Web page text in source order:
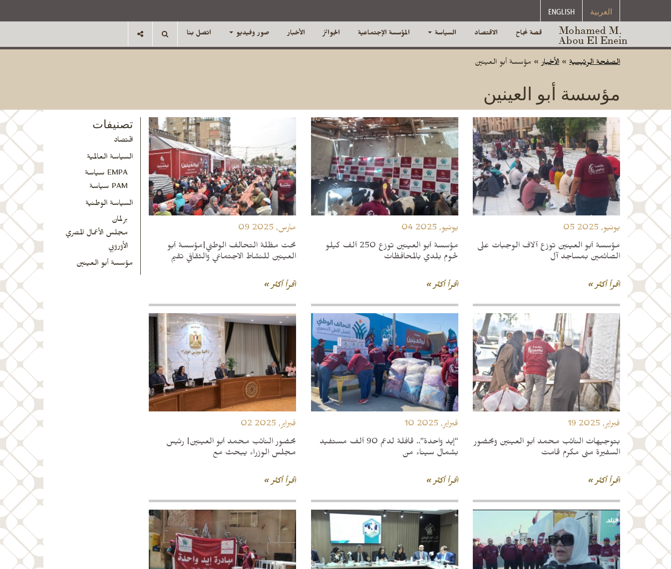
ENGLISH العربية
Mohamed M.
Abou El Enein قصة نجاح الاقتصاد السياسة المؤسسة الإجتماعية الجوائز الأخبار صور وفيديو اتصل بنا
الصفحة الرئيسية » الأخبار» مؤسسة أبو العينين
مؤسسة أبو العينين
05 يونيو, 2025
مؤسسة أبو العينين توزع آلاف الوجبات على
الصائمين بمساجد آل
اقرأ أكثر »
04 يونيو, 2025
مؤسسة أبو العينين توزع 250 ألف كيلو
لحوم بلدي بالمحافظات
اقرأ أكثر »
09 مارس, 2025
تحت مظلة التحالف الوطني|مؤسسة أبو
العينين للنشاط الاجتماعي والثقافي تقيم
اقرأ أكثر »
19 فبراير, 2025
بتوجيهات النائب محمد أبو العينين وبحضور
السفيرة منى مكرم قامت
اقرأ أكثر »
10 فبراير, 2025
“إيد واحدة”.. قافلة لدعم 90 ألف مستفيد
بشمال سيناء من
اقرأ أكثر »
02 فبراير, 2025
بحضور النائب محمد أبو العينين| رئيس
مجلس الوزراء يبحث مع
اقرأ أكثر »
تصنيفات
اقتصاد
السياسة العالمية
EMPA سياسة
PAM سياسة
السياسة الوطنية
برلمان
مجلس الأعمال المصري
الأوروبي
مؤسسة أبو العينين